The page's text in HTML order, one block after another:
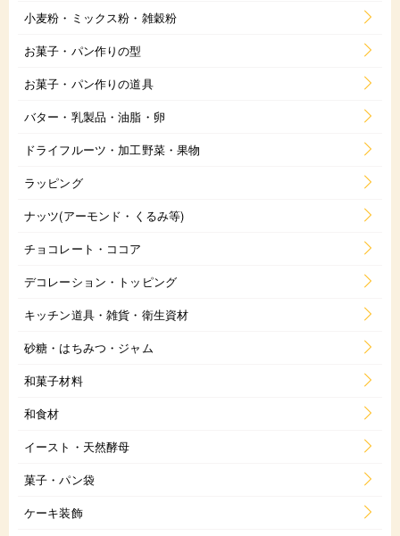
小麦粉・ミックス粉・雑穀粉
お菓子・パン作りの型
お菓子・パン作りの道具
バター・乳製品・油脂・卵
ドライフルーツ・加工野菜・果物
ラッピング
ナッツ(アーモンド・くるみ等)
チョコレート・ココア
デコレーション・トッピング
キッチン道具・雑貨・衛生資材
砂糖・はちみつ・ジャム
和菓子材料
和食材
イースト・天然酵母
菓子・パン袋
ケーキ装飾